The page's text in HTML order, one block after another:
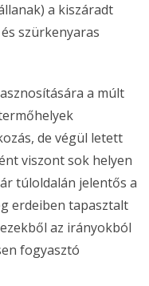
a kiszáradt
szürkenyaras
a múlt
de végül letett
viszont sok helyen
túloldalán jelentős a
erdeiben tapasztalt
az irányokból
fogyasztó